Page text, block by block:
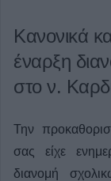
Κανονικά
έναρξη
στο ν.
Την
σας είχε
διανομή